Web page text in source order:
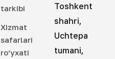
tarkibi
Xizmat
safarlari
ro‘yxati
Toshkent
shahri,
Uchtepa
tumani,